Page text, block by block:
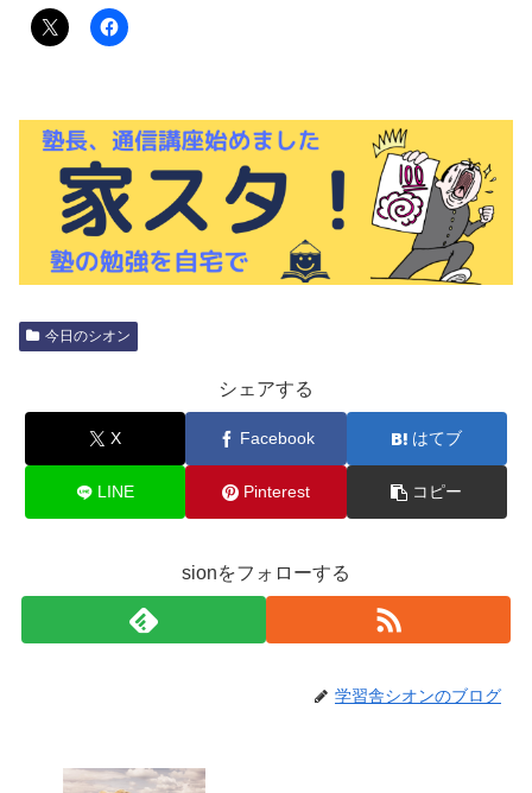
今日のシオン
シェアする
X Facebook はてブ
LINE Pinterest コピー
sionをフォローする
学習舎シオンのブログ